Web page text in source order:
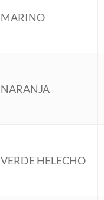
MARINO
NARANJA
VERDE HELECHO